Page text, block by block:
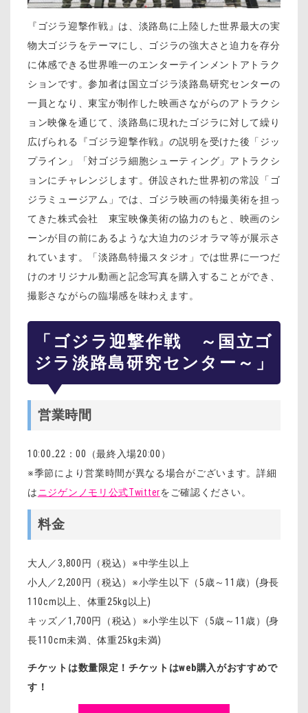
『ゴジラ迎撃作戦』は、淡路島に上陸した世界最大の実
物大ゴジラをテーマにし、ゴジラの強大さと迫力を存分
に体感できる世界唯一のエンターテインメントアトラク
ションです。参加者は国立ゴジラ淡路島研究センターの
一員となり、東宝が制作した映画さながらのアトラクシ
ョン映像を通じて、淡路島に現れたゴジラに対して繰り
広げられる『ゴジラ迎撃作戦』の説明を受けた後「ジッ
プライン」「対ゴジラ細胞シューティング」アトラクシ
ョンにチャレンジします。併設された世界初の常設「ゴ
ジラミュージアム」では、ゴジラ映画の特撮美術を担っ
てきた株式会社 東宝映像美術の協力のもと、映画のシ
ーンが目の前にあるような大迫力のジオラマ等が展示さ
れています。「淡路島特撮スタジオ」では世界に一つだ
けのオリジナル動画と記念写真を購入することができ、
撮影さながらの臨場感を味わえます。
「ゴジラ迎撃作戦 ～国立ゴ
ジラ淡路島研究センター～」
営業時間
10:00₋22：00（最終入場20:00）
※季節により営業時間が異なる場合がございます。詳細
はニジゲンノモリ公式Twitterをご確認ください。
料金
大人／3,800円（税込）※中学生以上
小人／2,200円（税込）※小学生以下（5歳～11歳）(身長
110cm以上、体重25kg以上)
キッズ／1,700円（税込）※小学生以下（5歳～11歳）(身
長110cm未満、体重25kg未満)
チケットは数量限定！チケットはweb購入がおすすめで
す！